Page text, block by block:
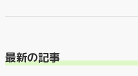
最新の記事